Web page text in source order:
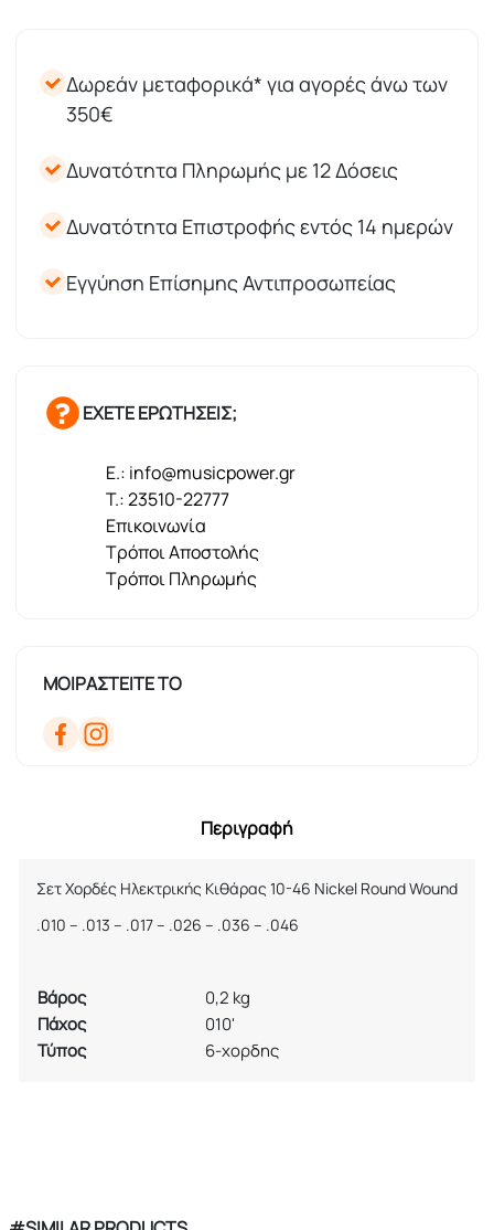
Δωρεάν μεταφορικά* για αγορές άνω των
350€
Δυνατότητα Πληρωμής με 12 Δόσεις
Δυνατότητα Επιστροφής εντός 14 ημερών
Εγγύηση Επίσημης Αντιπροσωπείας
ΕΧΕΤΕ ΕΡΩΤΗΣΕΙΣ;
E.: info@musicpower.gr
T.: 23510-22777
Επικοινωνία
Τρόποι Αποστολής
Τρόποι Πληρωμής
ΜΟΙΡΑΣΤΕΙΤΕ ΤΟ
Περιγραφή
Σετ Χορδές Ηλεκτρικής Κιθάρας 10-46 Nickel Round Wound
.010 – .013 – .017 – .026 – .036 – .046
Βάρος
0,2 kg
Πάχος
010'
Τύπος
6-χορδης